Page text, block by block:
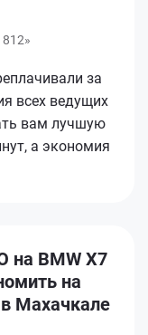
за
всех ведущих
вам лучшую
а экономия
на BMW X7
на
Махачкале